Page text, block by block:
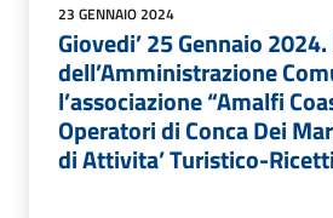
23 GENNAIO 2024
Giovedi’ 25 Gennaio
dell’Amministrazione
l’associazione “Amalfi
Operatori di Conca Dei
di Attivita’ Turistico-